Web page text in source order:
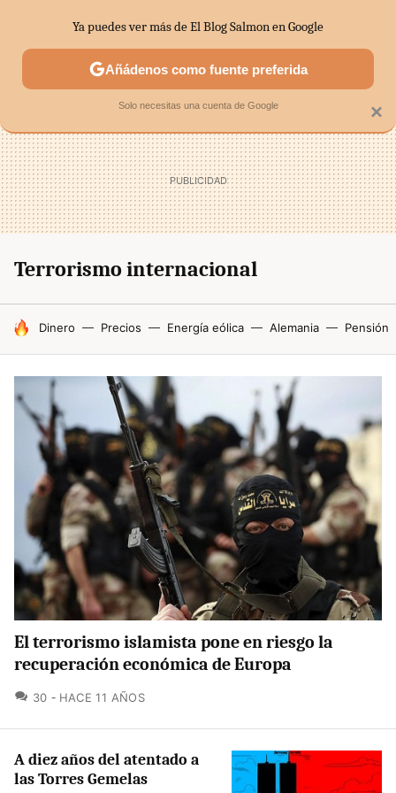
SECTORES ECONOMÍA DOMÉSTICA MERCADOS
Terrorismo internacional
HOY SE HABLA DE
Dinero Precios Energía eólica Alemania Pensión
El terrorismo islamista pone en riesgo la
recuperación económica de Europa
30 COMENTARIOS
HACE 11 AÑOS
A diez años del atentado a
las Torres Gemelas
×
Ya puedes ver más de El Blog Salmon en Google
Añádenos como fuente preferida
Solo necesitas una cuenta de Google